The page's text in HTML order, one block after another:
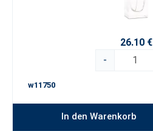
26.10 €
-
w11750
In den Warenkorb